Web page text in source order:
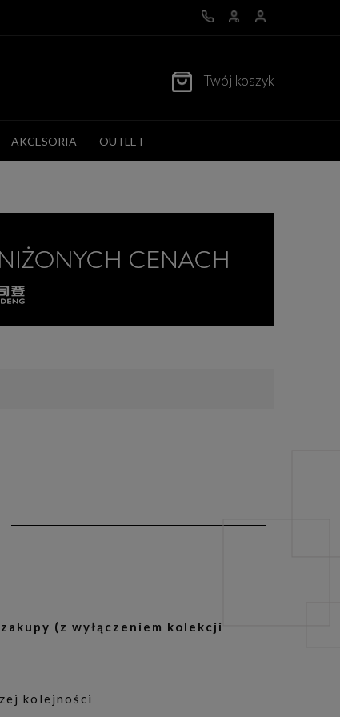
Twój koszyk
AKCESORIA OUTLET
(z wyłączeniem kolekcji
kolejności